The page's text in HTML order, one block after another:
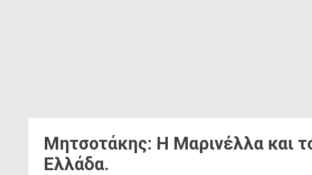
Μητσοτάκης: Η Μαρινέλλα και
Ελλάδα.